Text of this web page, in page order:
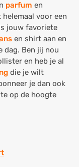
parfum en
voor een
jouw favoriete
en shirt aan en
dag. Ben jij nou
en heb je al
die je wilt
je dan ook
op de hoogte